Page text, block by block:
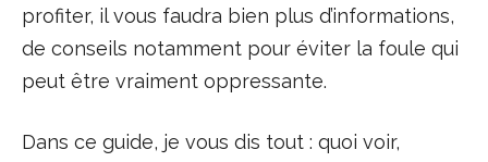
profiter, il vous faudra bien plus d’informations,
de conseils notamment pour éviter la foule qui
peut être vraiment oppressante.
Dans ce guide, je vous dis tout : quoi voir,